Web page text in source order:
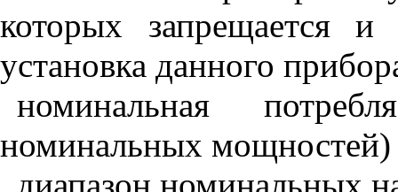
которых запрещается
установка данного
номинальная
номинальных мощностей)